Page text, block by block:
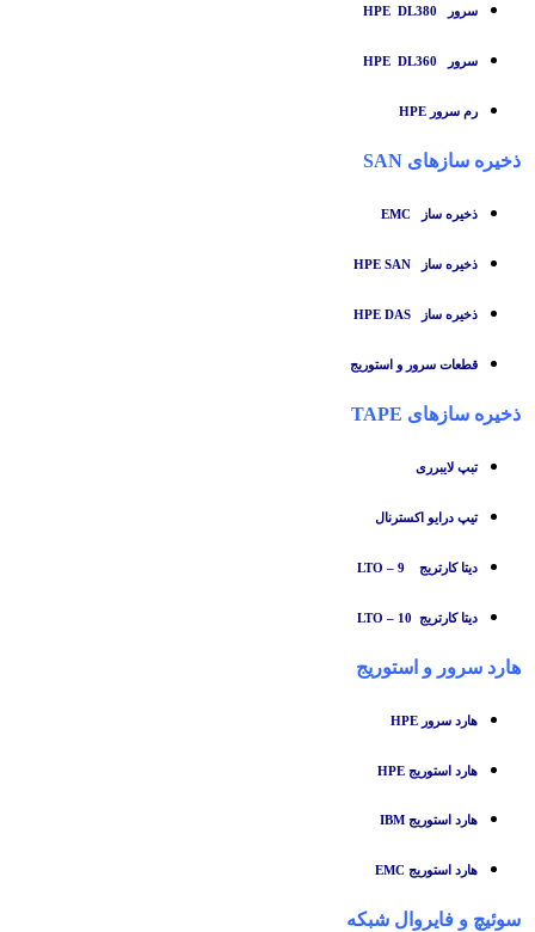
سرور HPE DL380
سرور HPE DL360
رم سرور HPE
ذخیره سازهای SAN
ذخیره ساز
ذخیره ساز HPE SAN
ذخیره ساز HPE DAS
قطعات سرور و استوریج
ذخیره سازهای TAPE
تبپ لایبرری
تیپ درایو اکسترنال
دیتا کارتریج LTO – 9
دیتا کارتریج LTO – 10
هارد سرور و استوریج
هارد سرور HPE
هارد استوریج HPE
هارد استوریج IBM
هارد استوریج EMC
سوئیچ و فایروال شبکه